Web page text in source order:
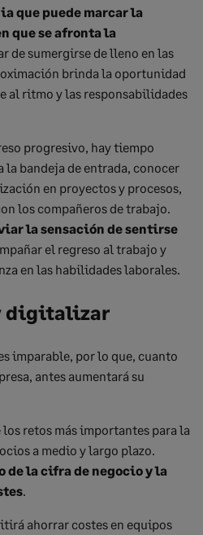
que puede marcar la
que se afronta la
de sumergirse de lleno en las
brinda la oportunidad
al ritmo y las responsabilidades
progresivo, hay tiempo
la bandeja de entrada, conocer
en proyectos y procesos,
los compañeros de trabajo.
la sensación de sentirse
el regreso al trabajo y
en las habilidades laborales.
digitalizar
imparable, por lo que, cuanto
antes aumentará su
los retos más importantes para la
a medio y largo plazo.
la cifra de negocio y la
ahorrar costes en equipos